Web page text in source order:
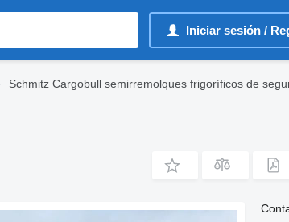
Iniciar sesión /
Schmitz Cargobull semirremolques frigoríficos de